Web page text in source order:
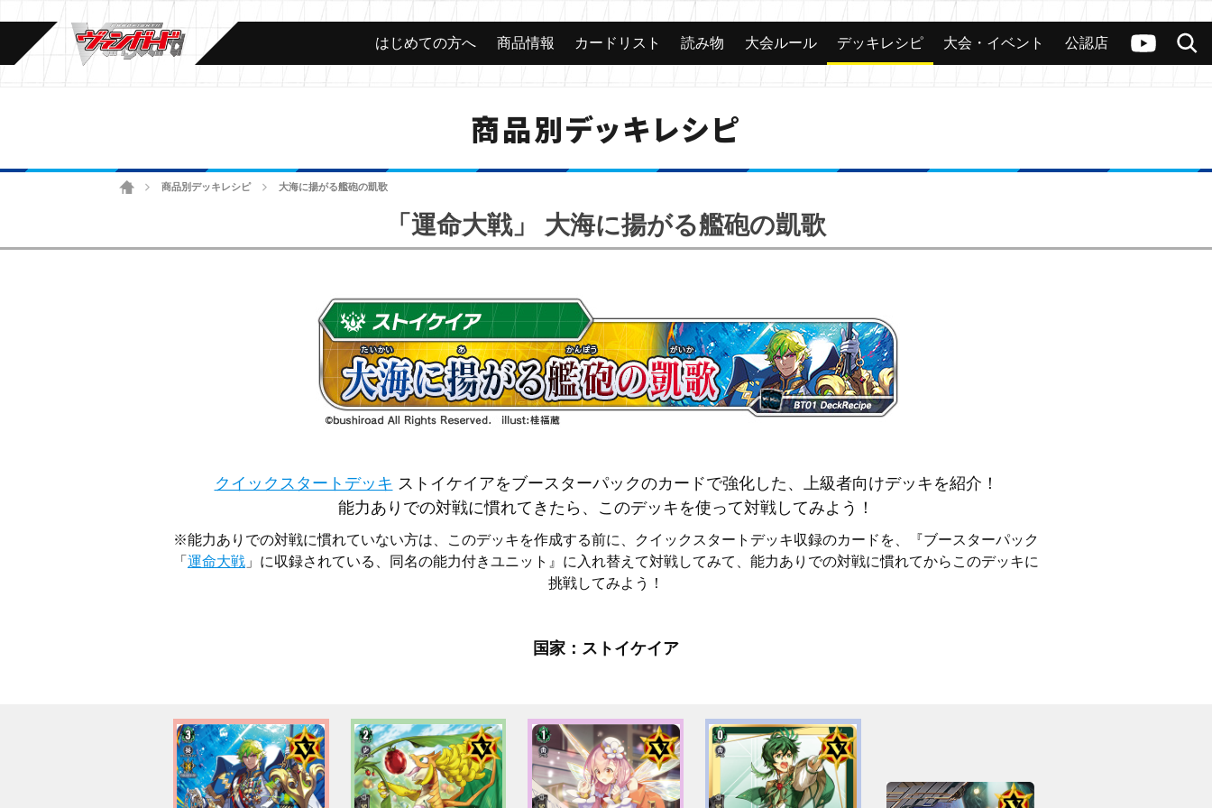
ヴァンガードch
検索
カード 大会 公認店舗 その他
はじめての方へ 商品情報 カードリスト 読み物 大会ルール デッキレシピ 大会・イベント 公認店
商品別デッキレシピ
ホーム商品別デッキレシピ 大海に揚がる艦砲の凱歌
「運命大戦」 大海に揚がる艦砲の凱歌
クイックスタートデッキ ストイケイアをブースターパックのカードで強化した、上級者向けデッキを紹介！
能力ありでの対戦に慣れてきたら、このデッキを使って対戦してみよう！
※能力ありでの対戦に慣れていない方は、このデッキを作成する前に、クイックスタートデッキ収録のカードを、『ブースターパック
「運命大戦 」に収録されている、同名の能力付きユニット』に入れ替えて対戦してみて、能力ありでの対戦に慣れてからこのデッキに
挑戦してみよう！
国家：ストイケイア